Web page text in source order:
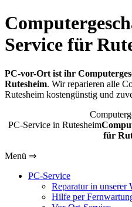
Service für
PC-vor-Ort ist ihr
Rutesheim. Wir reparieren alle
Rutesheim kostengünstig und
PC-Service in Rutesheim
für
Menü ⇒
PC-Service
Reparatur in unserer
Hilfe per